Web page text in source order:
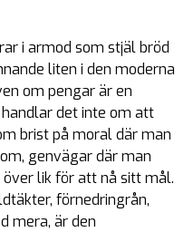
i armod som stjäl bröd
liten i den moderna
om pengar är en
det inte om att
brist på moral där man
genvägar där man
lik för att nå sitt mål.
förnedringrån,
mera, är den